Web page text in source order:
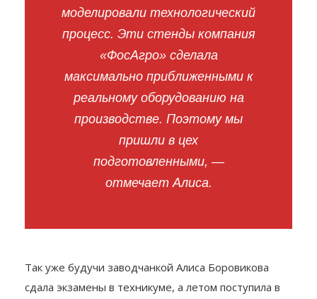
моделировали технологический
процесс. Эти стенды компания
«ФосАгро» сделала
максимально приближенными к
реальному оборудованию на
производстве. Поэтому мы
пришли в цех
подготовленными, —
отмечает Алиса.
Так уже будучи заводчанкой Алиса Боровикова
сдала экзамены в техникуме, а летом поступила в